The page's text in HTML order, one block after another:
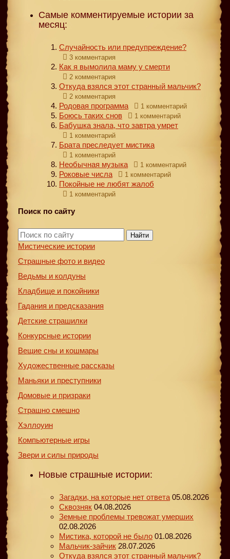
Самые комментируемые истории за
месяц:
Случайность или предупреждение?
3 комментария
Как я вымолила маму у смерти
2 комментария
Откуда взялся этот странный мальчик?
2 комментария
Родовая программа 1 комментарий
Боюсь таких снов 1 комментарий
Бабушка знала, что завтра умрет
1 комментарий
Брата преследует мистика
1 комментарий
Необычная музыка 1 комментарий
Роковые числа 1 комментарий
Покойные не любят жалоб
1 комментарий
Поиск по сайту
Найти
Мистические истории
Страшные фото и видео
Ведьмы и колдуны
Кладбище и покойники
Гадания и предсказания
Детские страшилки
Конкурсные истории
Вещие сны и кошмары
Художественные рассказы
Маньяки и преступники
Домовые и призраки
Страшно смешно
Хэллоуин
Компьютерные игры
Звери и силы природы
Новые страшные истории:
Загадки, на которые нет ответа 05.08.2026
Сквозняк 04.08.2026
Земные проблемы тревожат умерших
02.08.2026
Мистика, которой не было 01.08.2026
Мальчик-зайчик 28.07.2026
Откуда взялся этот странный мальчик?